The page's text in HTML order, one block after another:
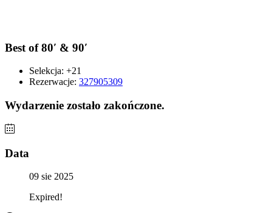
Best of 80′ & 90′
Selekcja: +21
Rezerwacje: 327905309
Wydarzenie zostało zakończone.
Data
09 sie 2025
Expired!